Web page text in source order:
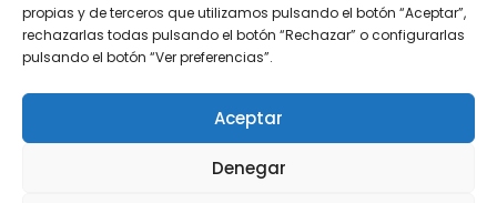
propias y de terceros que utilizamos pulsando el botón “Aceptar”,
rechazarlas todas pulsando el botón “Rechazar” o configurarlas
pulsando el botón “Ver preferencias”.
Aceptar
Denegar
Propiedad intelectual e industrial(13)
Sin categoría(1)